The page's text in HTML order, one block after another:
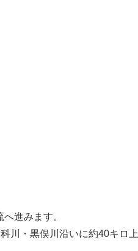
進みます。
川・黒俣川沿いに約40キロ上